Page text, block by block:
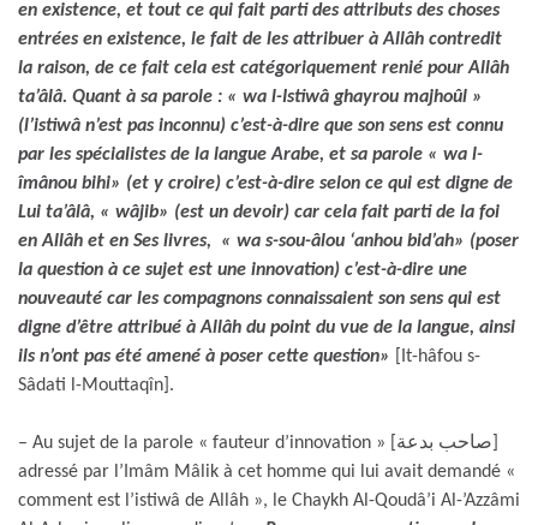
en existence, et tout ce qui fait parti des attributs des choses
entrées en existence, le fait de les attribuer à Allâh contredit
la raison, de ce fait cela est catégoriquement renié pour Allâh
ta’âlâ. Quant à sa parole : « wa l-Istiwâ ghayrou majhoûl »
(l’istiwâ n’est pas inconnu) c’est-à-dire que son sens est connu
par les spécialistes de la langue Arabe, et sa parole « wa l-
îmânou bihi» (et y croire) c’est-à-dire selon ce qui est digne de
Lui ta’âlâ, « wâjib» (est un devoir) car cela fait parti de la foi
en Allâh et en Ses livres, « wa s-sou-âlou ‘anhou bid’ah» (poser
la question à ce sujet est une innovation) c’est-à-dire une
nouveauté car les compagnons connaissaient son sens qui est
digne d’être attribué à Allâh du point du vue de la langue, ainsi
ils n’ont pas été amené à poser cette question»
[It-hâfou s-
Sâdati l-Mouttaqîn].
– Au sujet de la parole « fauteur d’innovation » [صاحب بدعة]
adressé par l’Imâm Mâlik à cet homme qui lui avait demandé «
comment est l’istiwâ de Allâh », le Chaykh Al-Qoudâ’i Al-’Azzâmi